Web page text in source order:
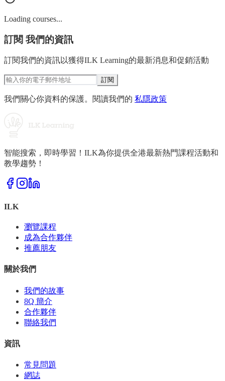
Loading courses...
訂閱 我們的資訊
訂閱我們的資訊以獲得ILK Learning的最新消息和促銷活動
訂閱
我們關心你資料的保護。閱讀我們的 私隱政策
智能搜索，即時學習！ILK為你提供全港最新熱門課程活動和
教學趨勢！
ILK
瀏覽課程
成為合作夥伴
推薦朋友
關於我們
我們的故事
8Q 簡介
合作夥伴
聯絡我們
資訊
常見問題
網誌